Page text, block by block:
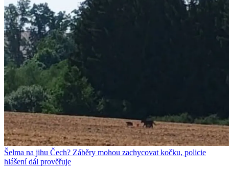
Šelma na jihu Čech? Záběry mohou zachycovat kočku, policie
hlášení dál prověřuje